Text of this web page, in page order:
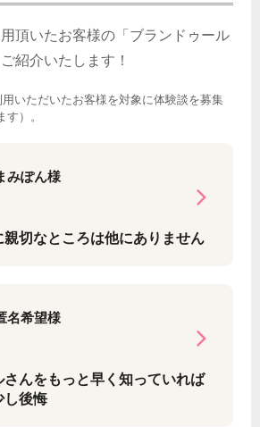
頂いたお客様の「ブランドゥール
紹介いたします！
いただいたお客様を対象に体験談を募集
）。
みぽん様
切なところは他にありません
名希望様
んをもっと早く知っていれば
し後悔